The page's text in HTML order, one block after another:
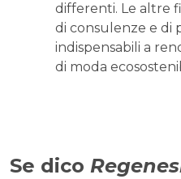
differenti. Le altre
di consulenze e di
indispensabili a
di moda
Se dico